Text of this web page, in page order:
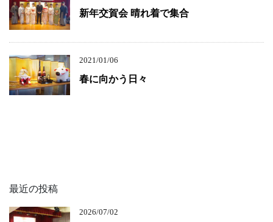
新年交賀会 晴れ着で集合
2021/01/06
春に向かう日々
最近の投稿
2026/07/02